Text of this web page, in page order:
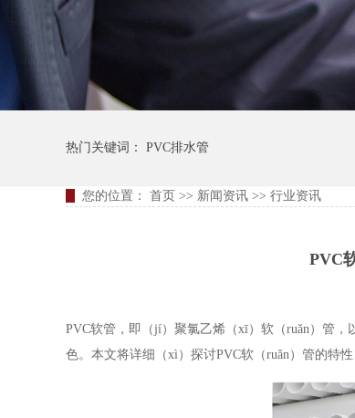
热门关键词： PVC排水管
您的位置： 首页 >> 新闻资讯 >> 行业资讯
PVC
PVC软管，即（jí）聚氯乙烯（xī）软（ruǎn）管
色。本文将详细（xì）探讨PVC软（ruǎn）管的特